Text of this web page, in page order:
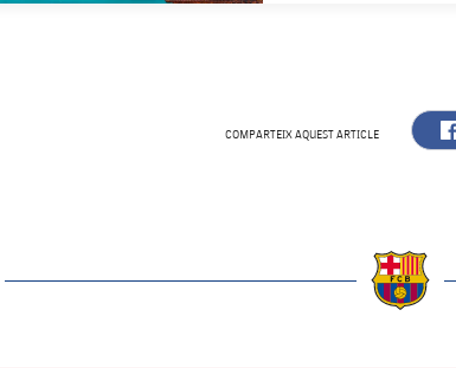
COMPARTEIX AQUEST ARTICLE